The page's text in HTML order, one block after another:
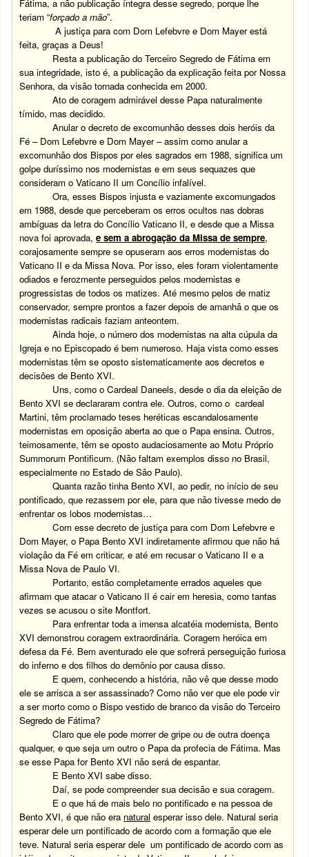
Fátima, a não publicação íntegra desse segredo, porque lhe
teriam “forçado a mão”.
A justiça para com Dom Lefebvre e Dom Mayer está
feita, graças a Deus!
Resta a publicação do Terceiro Segredo de Fátima em
sua integridade, isto é, a publicação da explicação feita por Nossa
Senhora, da visão tornada conhecida em 2000.
Ato de coragem admirável desse Papa naturalmente
tímido, mas decidido.
Anular o decreto de excomunhão desses dois heróis da
Fé – Dom Lefebvre e Dom Mayer – assim como anular a
excomunhão dos Bispos por eles sagrados em 1988, significa um
golpe duríssimo nos modernistas e em seus sequazes que
consideram o Vaticano II um Concílio infalível.
Ora, esses Bispos injusta e vaziamente excomungados
em 1988, desde que perceberam os erros ocultos nas dobras
ambíguas da letra do Concílio Vaticano II, e desde que a Missa
nova foi aprovada,e sem a abrogação da Missa de sempre,
corajosamente sempre se opuseram aos erros modernistas do
Vaticano II e da Missa Nova. Por isso, eles foram violentamente
odiados e ferozmente perseguidos pelos modernistas e
progressistas de todos os matizes. Até mesmo pelos de matiz
conservador, sempre prontos a fazer depois de amanhã o que os
modernistas radicais faziam anteontem.
Ainda hoje, o número dos modernistas na alta cúpula da
Igreja e no Episcopado é bem numeroso. Haja vista como esses
modernistas têm se oposto sistematicamente aos decretos e
decisôes de Bento XVI.
Uns, como o Cardeal Daneels, desde o dia da eleição de
Bento XVI se declararam contra ele. Outros, como o cardeal
Martini, têm proclamado teses heréticas escandalosamente
modernistas em oposição aberta ao que o Papa ensina. Outros,
teimosamente, têm se oposto audaciosamente ao Motu Próprio
Summorum Pontificum. (Não faltam exemplos disso no Brasil,
especialmente no Estado de São Paulo).
Quanta razão tinha Bento XVI, ao pedir, no início de seu
pontificado, que rezassem por ele, para que não tivesse medo de
enfrentar os lobos modernistas…
Com esse decreto de justiça para com Dom Lefebvre e
Dom Mayer, o Papa Bento XVI indiretamente afirmou que não há
violação da Fé em criticar, e até em recusar o Vaticano II e a
Missa Nova de Paulo VI.
Portanto, estão completamente errados aqueles que
afirmam que atacar o Vaticano II é cair em heresia, como tantas
vezes se acusou o site Montfort.
Para enfrentar toda a imensa alcatéia modernista, Bento
XVI demonstrou coragem extraordinária. Coragem heróica em
defesa da Fé. Bem aventurado ele que sofrerá perseguição furiosa
do inferno e dos filhos do demônio por causa disso.
E quem, conhecendo a história, não vê que desse modo
ele se arrisca a ser assassinado? Como não ver que ele pode vir
a ser morto como o Bispo vestido de branco da visão do Terceiro
Segredo de Fátima?
Claro que ele pode morrer de gripe ou de outra doença
qualquer, e que seja um outro o Papa da profecia de Fátima. Mas
se esse Papa for Bento XVI não será de espantar.
E Bento XVI sabe disso.
Daí, se pode compreender sua decisão e sua coragem.
E o que há de mais belo no pontificado e na pessoa de
Bento XVI, é que não era natural esperar isso dele. Natural seria
esperar dele um pontificado de acordo com a formação que ele
teve. Natural seria esperar dele um pontificado de acordo com as